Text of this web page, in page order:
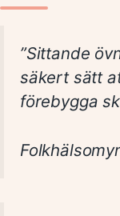
”Sittande
säkert sätt
förebygga